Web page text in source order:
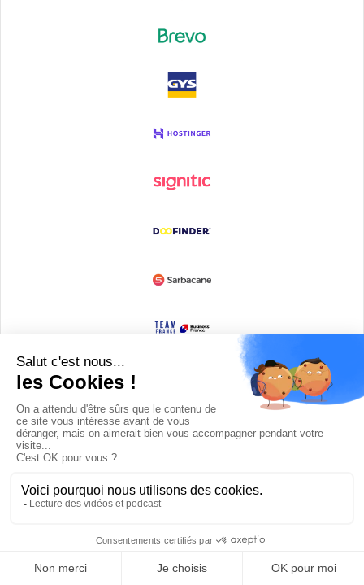
Devenir partenaire
© Copyright 2008 / 2026,DECODE MEDIA, The Innovation Media
TwitterRSS